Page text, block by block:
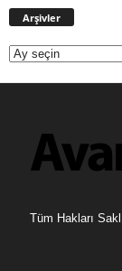
Arşivler
Tüm Hakları